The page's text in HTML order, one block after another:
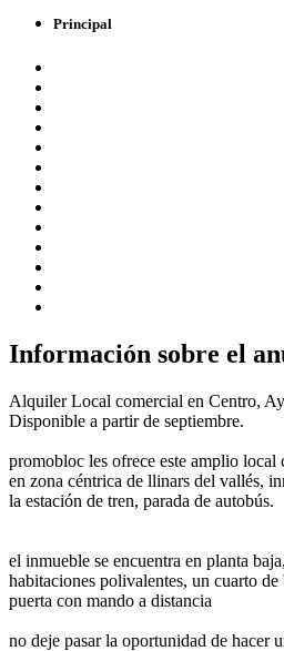
Principal
Información sobre el
Alquiler Local comercial en Centro,
Disponible a partir de septiembre.
promobloc les ofrece este amplio local
en zona céntrica de llinars del vallés,
la estación de tren, parada de autobús.
el inmueble se encuentra en planta
habitaciones polivalentes, un cuarto
puerta con mando a distancia
no deje pasar la oportunidad de hacer